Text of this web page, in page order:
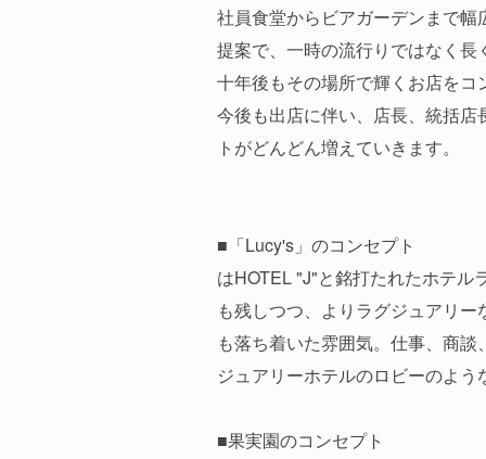
社員食堂からビアガーデンまで
提案で、一時の流行りではなく
十年後もその場所で輝くお店を
今後も出店に伴い、店長、統括
トがどんどん増えていきます。
■「Lucy's」のコンセプト
はHOTEL "J"と銘打たれたホテル
も残しつつ、よりラグジュアリ
も落ち着いた雰囲気。仕事、商
ジュアリーホテルのロビーのよう
■果実園のコンセプト